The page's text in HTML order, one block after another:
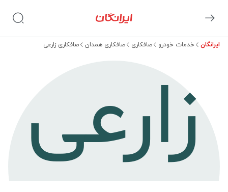
ایرانگان خدمات خودرو صافکاری صافکاری همدان صافکاری زارعی
زارعی